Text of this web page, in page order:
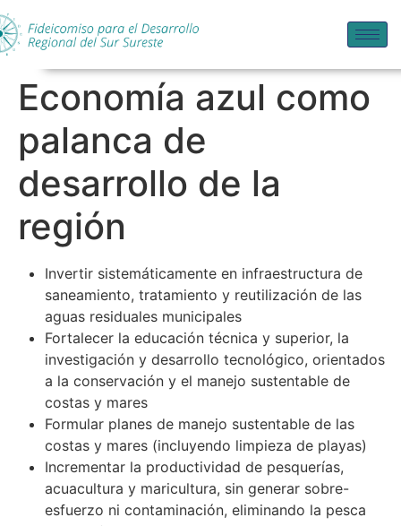
Economía azul como
palanca de
desarrollo de la
región
Invertir sistemáticamente en infraestructura de
saneamiento, tratamiento y reutilización de las
aguas residuales municipales
Fortalecer la educación técnica y superior, la
investigación y desarrollo tecnológico, orientados
a la conservación y el manejo sustentable de
costas y mares
Formular planes de manejo sustentable de las
costas y mares (incluyendo limpieza de playas)
Incrementar la productividad de pesquerías,
acuacultura y maricultura, sin generar sobre-
esfuerzo ni contaminación, eliminando la pesca